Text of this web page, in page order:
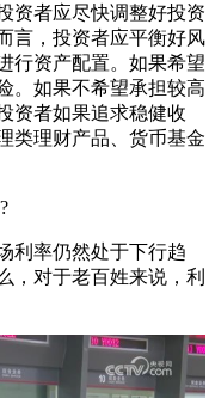
资者应尽快调整好投资
言，投资者应平衡好风
行资产配置。如果希望
。如果不希望承担较高
资者如果追求稳健收
类理财产品、货币基金
利率仍然处于下行趋
，对于老百姓来说，利